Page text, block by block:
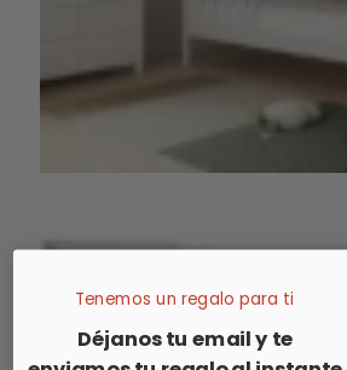
Tenemos un regalo para ti
Déjanos tu email y te